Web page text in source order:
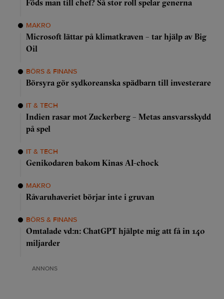
Föds man till chef? Så stor roll spelar generna
MAKRO
Microsoft lättar på klimatkraven – tar hjälp av Big
Oil
BÖRS & FINANS
Börsyra gör sydkoreanska spädbarn till investerare
IT & TECH
Indien rasar mot Zuckerberg – Metas ansvarsskydd
på spel
IT & TECH
Genikodaren bakom Kinas AI-chock
MAKRO
Råvaruhaveriet börjar inte i gruvan
BÖRS & FINANS
Omtalade vd:n: ChatGPT hjälpte mig att få in 140
miljarder
ANNONS